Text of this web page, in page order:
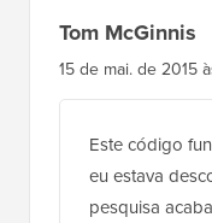
Tom McGinnis
15 de mai. de 2015
Este código
eu estava
pesquisa